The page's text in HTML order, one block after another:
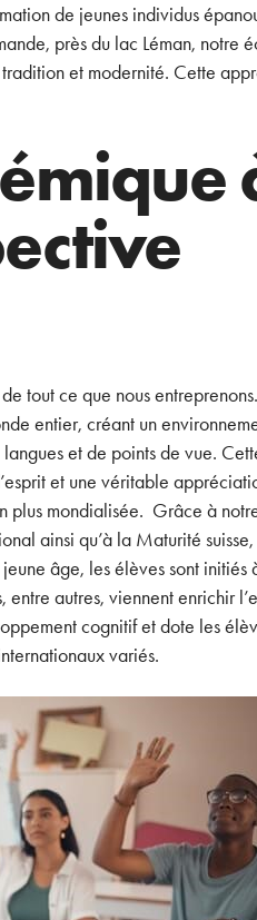
de jeunes individus
près du lac Léman, notre
et modernité. Cette
tout ce que nous
entier, créant un
et de points de vue.
et une véritable
plus mondialisée. Grâce à
ainsi qu’à la Maturité suisse,
âge, les élèves sont initiés
entre autres, viennent enrichir
cognitif et dote les
variés.